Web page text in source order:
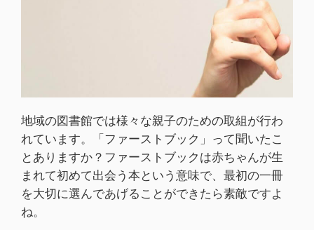
地域の図書館では様々な親子のための取組が行わ
れています。「ファーストブック」って聞いたこ
とありますか？ファーストブックは赤ちゃんが生
まれて初めて出会う本という意味で、最初の一冊
を大切に選んであげることができたら素敵ですよ
ね。